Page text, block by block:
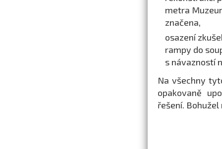
metra
značena,
osazení
rampy do
s návazností
Na všechny
opakovaně
řešení.